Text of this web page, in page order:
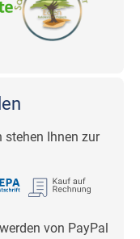
stehen Ihnen zur
von PayPal